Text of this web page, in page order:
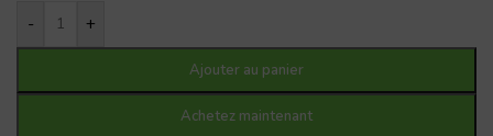
- +
Ajouter au panier
Achetez maintenant